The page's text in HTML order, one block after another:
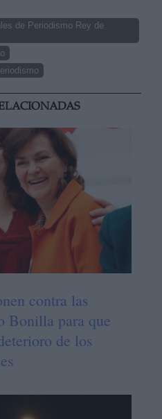
de Periodismo Rey de
contra las
Bonilla para que
de los